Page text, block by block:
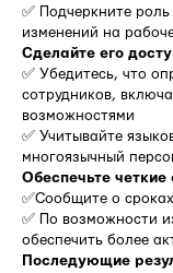
✅ Подчеркните
изменений на
Сделайте его
✅ Убедитесь, что
сотрудников,
возможностями
✅ Учитывайте
многоязычный
Обеспечьте четкие
✅Сообщите о
✅ По возможности
обеспечить более
Последующие